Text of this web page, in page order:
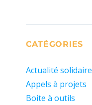
CATÉGORIES
Actualité solidaire
Appels à projets
Boite à outils